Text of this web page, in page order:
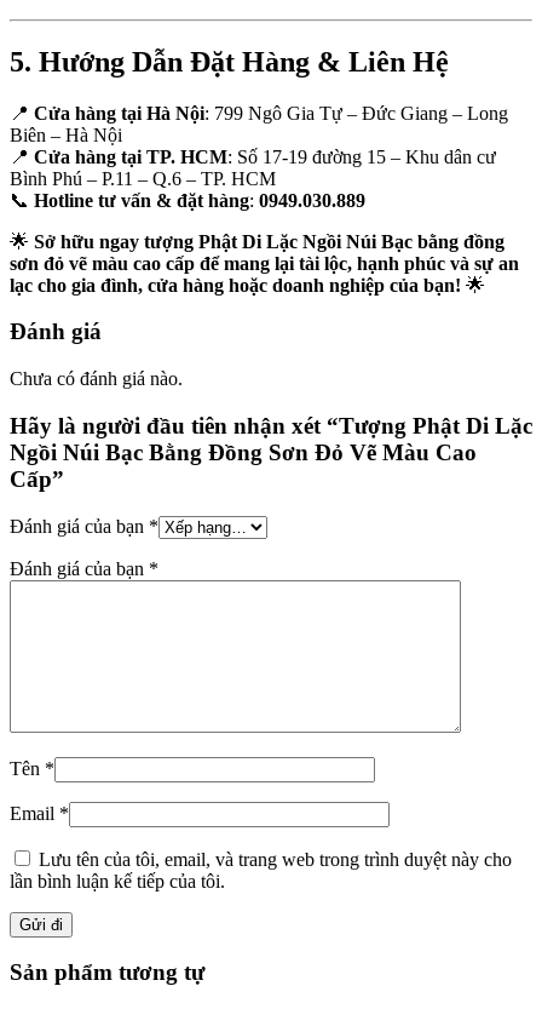
5. Hướng Dẫn Đặt Hàng & Liên Hệ
📍 Cửa hàng tại Hà Nội: 799 Ngô Gia Tự – Đức Giang – Long
Biên – Hà Nội
📍 Cửa hàng tại TP. HCM: Số 17-19 đường 15 – Khu dân cư
Bình Phú – P.11 – Q.6 – TP. HCM
📞 Hotline tư vấn & đặt hàng: 0949.030.889
🌟 Sở hữu ngay tượng Phật Di Lặc Ngồi Núi Bạc bằng đồng
sơn đỏ vẽ màu cao cấp để mang lại tài lộc, hạnh phúc và sự an
lạc cho gia đình, cửa hàng hoặc doanh nghiệp của bạn! 🌟
Đánh giá
Chưa có đánh giá nào.
Hãy là người đầu tiên nhận xét “Tượng Phật Di Lặc
Ngồi Núi Bạc Bằng Đồng Sơn Đỏ Vẽ Màu Cao
Cấp”
Đánh giá của bạn *
Đánh giá của bạn *
Tên *
Email *
Lưu tên của tôi, email, và trang web trong trình duyệt này cho
lần bình luận kế tiếp của tôi.
Sản phẩm tương tự